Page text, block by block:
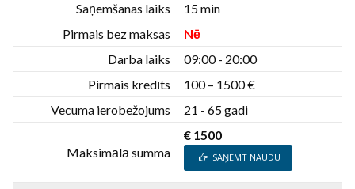
Saņemšanas laiks
15 min
Pirmais bez maksas
Nē
Darba laiks
09:00 - 20:00
Pirmais kredīts
100 – 1500 €
Vecuma ierobežojums
21 - 65 gadi
Maksimālā summa
€ 1500
SAŅEMT NAUDU